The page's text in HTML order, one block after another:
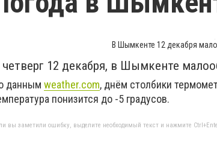
В Шымкенте 12 декабря
четверг 12 декабря, в Шымкенте
данным weather.com, днём столбики
понизится до -5 градусов.
вы заметили ошибку, выделите необходимый текст и нажмите